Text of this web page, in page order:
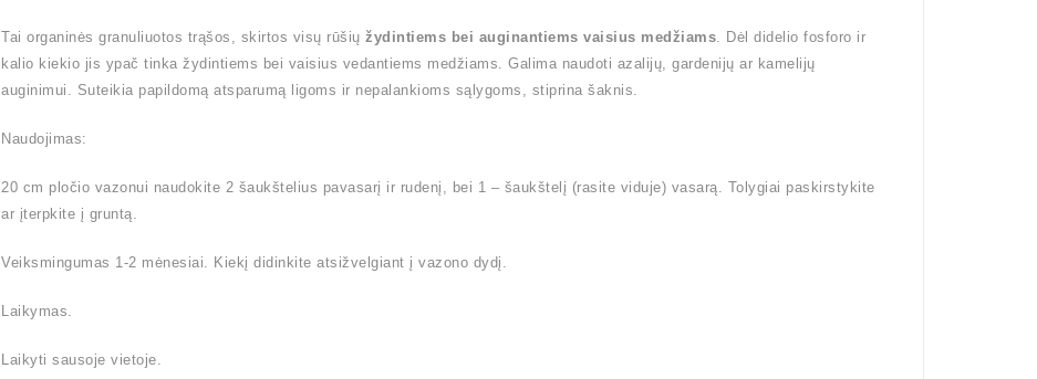
Tai organinės granuliuotos trąšos, skirtos visų rūšių žydintiems bei auginantiems vaisius medžiams. Dėl didelio fosforo ir
kalio kiekio jis ypač tinka žydintiems bei vaisius vedantiems medžiams. Galima naudoti azalijų, gardenijų ar kamelijų
auginimui. Suteikia papildomą atsparumą ligoms ir nepalankioms sąlygoms, stiprina šaknis.
Naudojimas:
20 cm pločio vazonui naudokite 2 šaukštelius pavasarį ir rudenį, bei 1 – šaukštelį (rasite viduje) vasarą. Tolygiai paskirstykite
ar įterpkite į gruntą.
Veiksmingumas 1-2 mėnesiai. Kiekį didinkite atsižvelgiant į vazono dydį.
Laikymas.
Laikyti sausoje vietoje.